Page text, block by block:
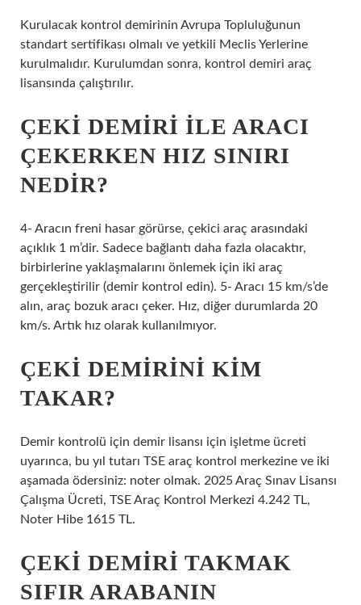
Kurulacak kontrol demirinin Avrupa Topluluğunun
standart sertifikası olmalı ve yetkili Meclis Yerlerine
kurulmalıdır. Kurulumdan sonra, kontrol demiri araç
lisansında çalıştırılır.
ÇEKI DEMIRI ILE ARACI
ÇEKERKEN HIZ SINIRI
NEDIR?
4- Aracın freni hasar görürse, çekici araç arasındaki
açıklık 1 m’dir. Sadece bağlantı daha fazla olacaktır,
birbirlerine yaklaşmalarını önlemek için iki araç
gerçekleştirilir (demir kontrol edin). 5- Aracı 15 km/s’de
alın, araç bozuk aracı çeker. Hız, diğer durumlarda 20
km/s. Artık hız olarak kullanılmıyor.
ÇEKI DEMIRINI KIM
TAKAR?
Demir kontrolü için demir lisansı için işletme ücreti
uyarınca, bu yıl tutarı TSE araç kontrol merkezine ve iki
aşamada ödersiniz: noter olmak. 2025 Araç Sınav Lisansı
Çalışma Ücreti, TSE Araç Kontrol Merkezi 4.242 TL,
Noter Hibe 1615 TL.
ÇEKI DEMIRI TAKMAK
SIFIR ARABANIN